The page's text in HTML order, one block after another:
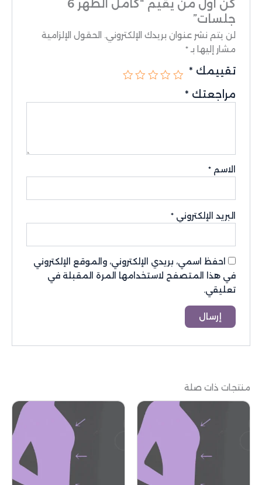
كن أول من يقيم “كامل الظهر 6
جلسات”
لن يتم نشر عنوان بريدك الإلكتروني. الحقول الإلزامية
مشار إليها بـ*
تقييمك *
مراجعتك *
الاسم*
البريد الإلكتروني*
احفظ اسمي، بريدي الإلكتروني، والموقع الإلكتروني
في هذا المتصفح لاستخدامها المرة المقبلة في
تعليقي.
منتجات ذات صلة